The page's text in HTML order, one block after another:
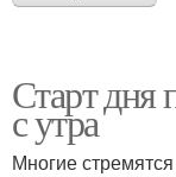
Старт дня
с утра
Многие